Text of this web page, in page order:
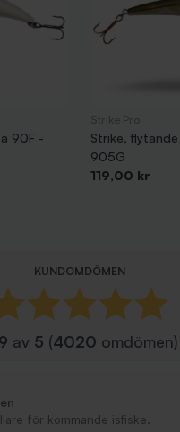
90F -
Strike,
905G
Pris
119,00 kr
KUNDOMDÖMEN
av 5 (4020 omdömen)
för kommande isfiske.